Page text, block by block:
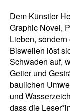
Dem Künstler
Graphic Novel,
Lieben,
Bisweilen löst
Schwaden auf,
Getier und
baulichen
und
dass die